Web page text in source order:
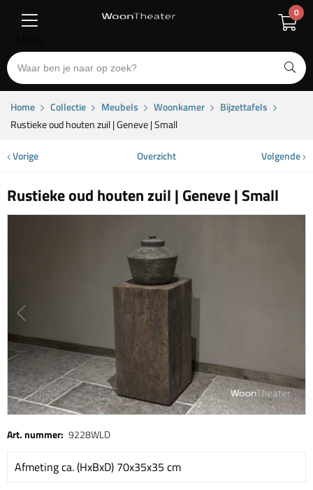
0
Home Collectie Meubels Woonkamer
Bijzettafels
Rustieke oud houten zuil | Geneve | Small
Vorige Overzicht Volgende
Rustieke oud houten zuil | Geneve | Small
Art. nummer: 9228WLD
Afmeting ca. (HxBxD) 70x35x35 cm